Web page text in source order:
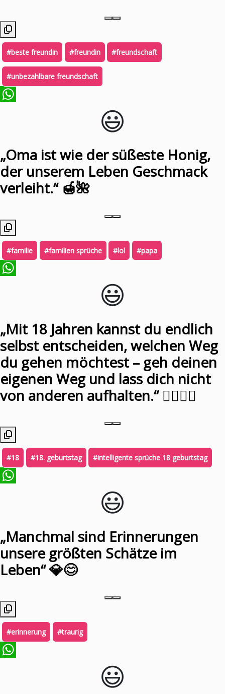
#beste freundin #freundin #freundschaft
#unbezahlbare freundschaft
😃️
„Oma ist wie der süßeste Honig,
der unserem Leben Geschmack
verleiht.“ 🍯🌺
#familie #familien sprüche #lol #papa
😃️
„Mit 18 Jahren kannst du endlich
selbst entscheiden, welchen Weg
du gehen möchtest – geh deinen
eigenen Weg und lass dich nicht
von anderen aufhalten.“ 🚶‍♂️🚶‍♀️
#18 #18. geburtstag #intelligente sprüche 18 geburtstag
😃️
„Manchmal sind Erinnerungen
unsere größten Schätze im
Leben“ 💎😊
#erinnerung #traurig
😃️